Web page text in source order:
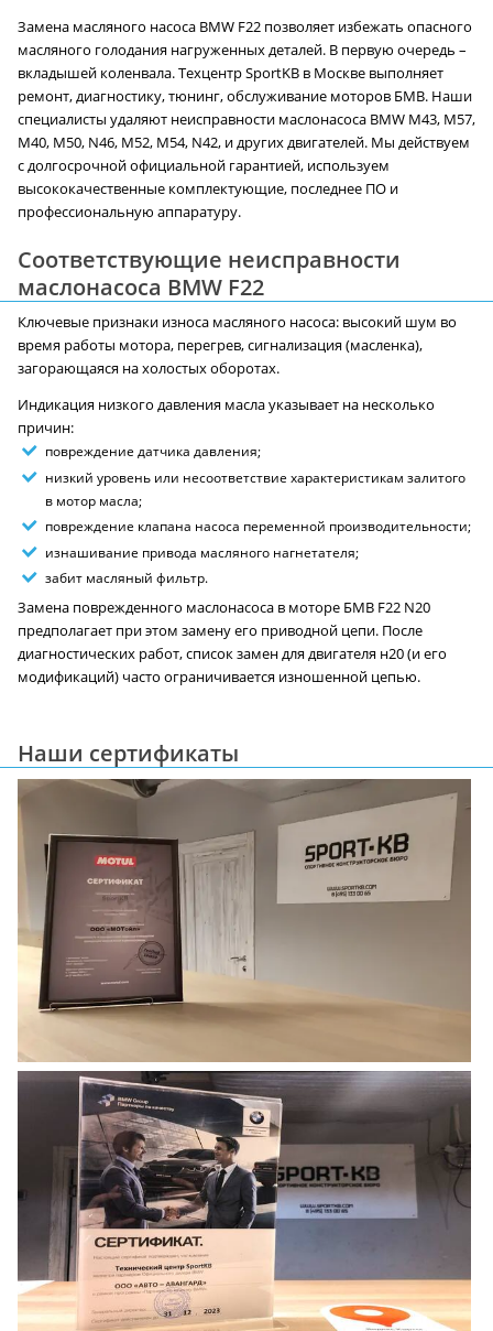
Замена масляного насоса BMW F22 позволяет избежать опасного
масляного голодания нагруженных деталей. В первую очередь –
вкладышей коленвала. Техцентр SportKB в Москве выполняет
ремонт, диагностику, тюнинг, обслуживание моторов БМВ. Наши
специалисты удаляют неисправности маслонасоса BMW M43, M57,
М40, М50, N46, М52, М54, N42, и других двигателей. Мы действуем
с долгосрочной официальной гарантией, используем
высококачественные комплектующие, последнее ПО и
профессиональную аппаратуру.
Соответствующие неисправности
маслонасоса BMW F22
Ключевые признаки износа масляного насоса: высокий шум во
время работы мотора, перегрев, сигнализация (масленка),
загорающаяся на холостых оборотах.
Индикация низкого давления масла указывает на несколько
причин:
повреждение датчика давления;
низкий уровень или несоответствие характеристикам залитого
в мотор масла;
повреждение клапана насоса переменной производительности;
изнашивание привода масляного нагнетателя;
забит масляный фильтр.
Замена поврежденного маслонасоса в моторе БМВ F22 N20
предполагает при этом замену его приводной цепи. После
диагностических работ, список замен для двигателя н20 (и его
модификаций) часто ограничивается изношенной цепью.
Наши сертификаты